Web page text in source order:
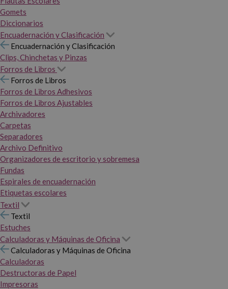
Gomets
Diccionarios
Encuadernación y Clasificación
Encuadernación y Clasificación
Clips, Chinchetas y Pinzas
Forros de Libros
Forros de Libros
Forros de Libros Adhesivos
Forros de Libros Ajustables
Archivadores
Carpetas
Separadores
Archivo Definitivo
Organizadores de escritorio y sobremesa
Fundas
Espirales de encuadernación
Etiquetas escolares
Textil
Textil
Estuches
Calculadoras y Máquinas de Oficina
Calculadoras y Máquinas de Oficina
Calculadoras
Destructoras de Papel
Impresoras